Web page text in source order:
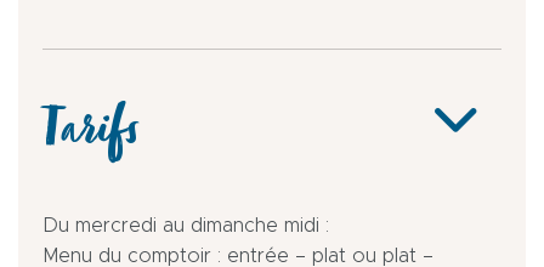
Tarifs
Du mercredi au dimanche midi :
Menu du comptoir : entrée – plat ou plat –